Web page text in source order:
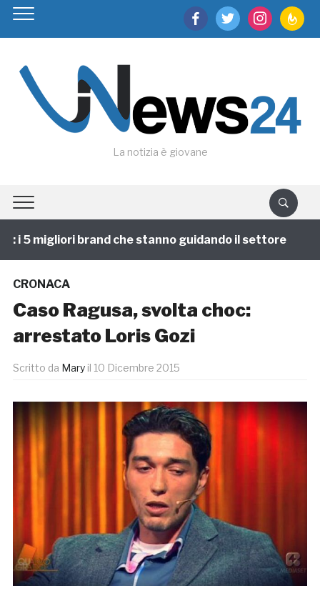
facebooktwitter instagram
La notizia è giovane
5 migliori brand che stanno guidando il settore
CRONACA
Caso Ragusa, svolta choc:
arrestato Loris Gozi
Scritto da Mary il 10 Dicembre 2015